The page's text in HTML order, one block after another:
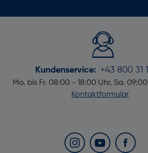
Kundenservice: +43 800 31
Mo. bis Fr. 08:00 - 18:00 Uhr, Sa.
Kontaktformular